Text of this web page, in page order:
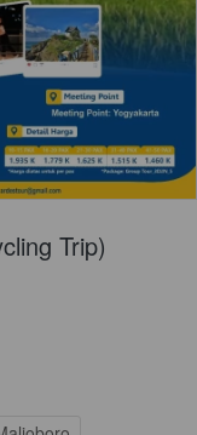
Trip)